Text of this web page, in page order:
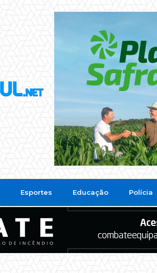
Esportes Educação Polícia